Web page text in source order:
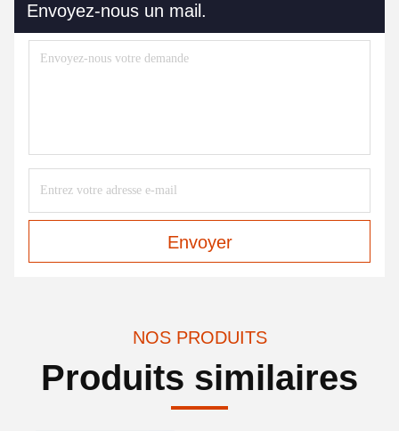
Envoyez-nous un mail.
Envoyer
NOS PRODUITS
Produits similaires